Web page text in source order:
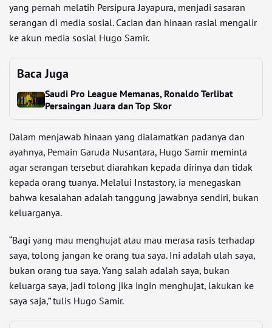
yang pernah melatih Persipura Jayapura, menjadi sasaran
serangan di media sosial. Cacian dan hinaan rasial mengalir
ke akun media sosial Hugo Samir.
Baca Juga
Saudi Pro League Memanas, Ronaldo Terlibat
Persaingan Juara dan Top Skor
Dalam menjawab hinaan yang dialamatkan padanya dan
ayahnya, Pemain Garuda Nusantara, Hugo Samir meminta
agar serangan tersebut diarahkan kepada dirinya dan tidak
kepada orang tuanya. Melalui Instastory, ia menegaskan
bahwa kesalahan adalah tanggung jawabnya sendiri, bukan
keluarganya.
“Bagi yang mau menghujat atau mau merasa rasis terhadap
saya, tolong jangan ke orang tua saya. Ini adalah ulah saya,
bukan orang tua saya. Yang salah adalah saya, bukan
keluarga saya, jadi tolong jika ingin menghujat, lakukan ke
saya saja,” tulis Hugo Samir.